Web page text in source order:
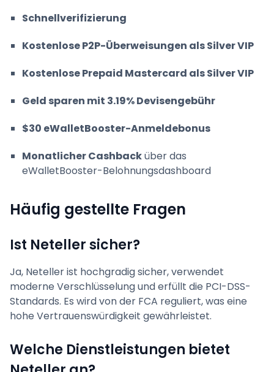
Schnellverifizierung
Kostenlose P2P-Überweisungen als Silver VIP
Kostenlose Prepaid Mastercard als Silver VIP
Geld sparen mit 3.19% Devisengebühr
$30 eWalletBooster-Anmeldebonus
Monatlicher Cashbacküber das
eWalletBooster-Belohnungsdashboard
Häufig gestellte Fragen
Ist Neteller sicher?
Ja, Neteller ist hochgradig sicher, verwendet
moderne Verschlüsselung und erfüllt die PCI-DSS-
Standards. Es wird von der FCA reguliert, was eine
hohe Vertrauenswürdigkeit gewährleistet.
Welche Dienstleistungen bietet